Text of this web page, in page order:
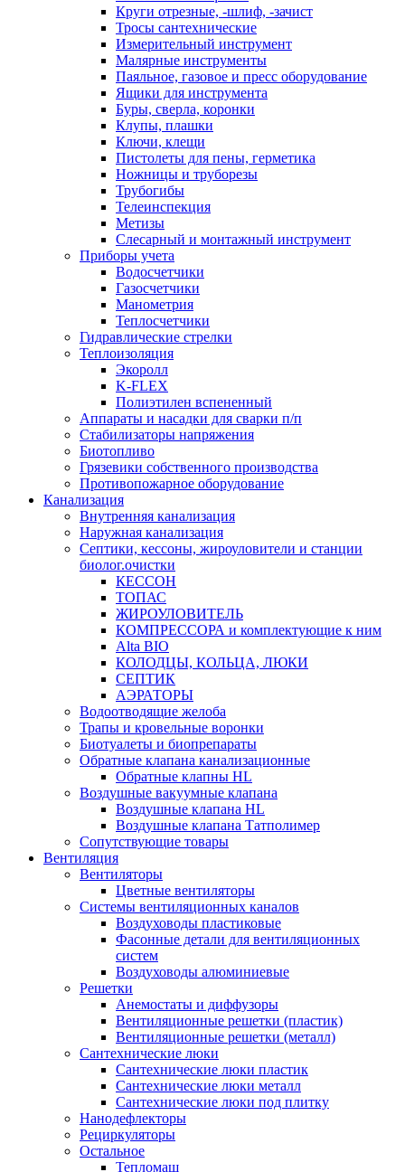
Круги отрезные, -шлиф, -зачист
Тросы сантехнические
Измерительный инструмент
Малярные инструменты
Паяльное, газовое и пресс оборудование
Ящики для инструмента
Буры, сверла, коронки
Клупы, плашки
Ключи, клещи
Пистолеты для пены, герметика
Ножницы и труборезы
Трубогибы
Телеинспекция
Метизы
Слесарный и монтажный инструмент
Приборы учета
Водосчетчики
Газосчетчики
Манометрия
Теплосчетчики
Гидравлические стрелки
Теплоизоляция
Экоролл
K-FLEX
Полиэтилен вспененный
Аппараты и насадки для сварки п/п
Стабилизаторы напряжения
Биотопливо
Грязевики собственного производства
Противопожарное оборудование
Канализация
Внутренняя канализация
Наружная канализация
Септики, кессоны, жироуловители и станции
биолог.очистки
КЕССОН
ТОПАС
ЖИРОУЛОВИТЕЛЬ
КОМПРЕССОРА и комплектующие к ним
Alta BIO
КОЛОДЦЫ, КОЛЬЦА, ЛЮКИ
СЕПТИК
АЭРАТОРЫ
Водоотводящие желоба
Трапы и кровельные воронки
Биотуалеты и биопрепараты
Обратные клапана канализационные
Обратные клапны HL
Воздушные вакуумные клапана
Воздушные клапана HL
Воздушные клапана Татполимер
Сопутствующие товары
Вентиляция
Вентиляторы
Цветные вентиляторы
Системы вентиляционных каналов
Воздуховоды пластиковые
Фасонные детали для вентиляционных
систем
Воздуховоды алюминиевые
Решетки
Анемостаты и диффузоры
Вентиляционные решетки (пластик)
Вентиляционные решетки (металл)
Сантехнические люки
Сантехнические люки пластик
Сантехнические люки металл
Сантехнические люки под плитку
Нанодефлекторы
Рециркуляторы
Остальное
Тепломаш